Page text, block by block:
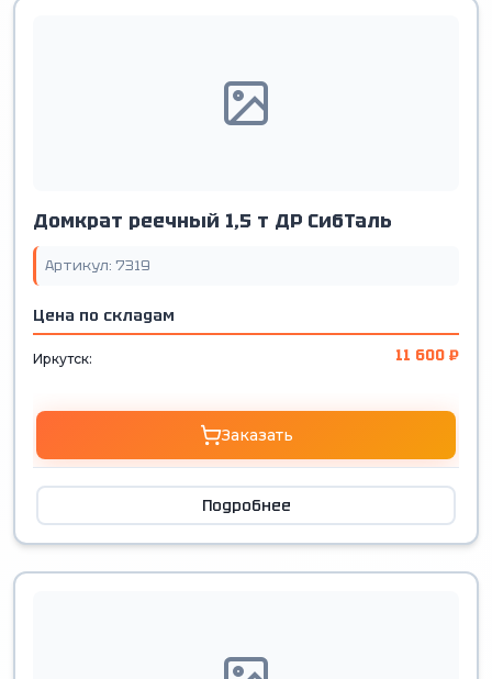
Домкрат реечный 1,5 т ДР СибТаль
Артикул: 7319
Цена по складам
Иркутск: 11 600 ₽
Заказать
Подробнее